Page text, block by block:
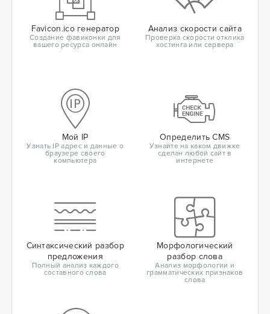
Favicon.ico генератор
Создание фавиконки для
вашего ресурса онлайн
Анализ скорости сайта
Проверка скорости отклика
хостинга или сервера
Мой IP
Узнать IP адрес и данные о
браузере своего
компьютера
Определить CMS
Узнайте на каком движке
сделан любой сайт в
интернете
Синтаксический разбор
предложения
Полный анализ каждого
составного слова
Морфологический
разбор слова
Анализ морфологии и
грамматических признаков
слова